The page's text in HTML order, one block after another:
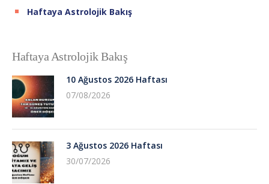
Haftaya Astrolojik Bakış
Haftaya Astrolojik Bakış
10 Ağustos 2026 Haftası
07/08/2026
3 Ağustos 2026 Haftası
30/07/2026